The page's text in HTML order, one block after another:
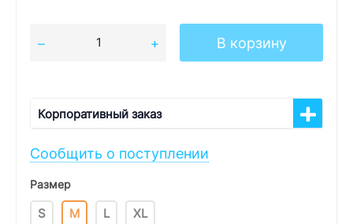
В корзину
Корпоративный заказ
Сообщить о поступлении
Размер
S M L XL